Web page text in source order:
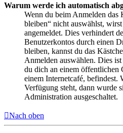
Warum werde ich automatisch
Wenn du beim Anmelden das
bleiben“ nicht auswählst,
angemeldet. Dies verhindert
Benutzerkontos durch einen
bleiben, kannst du das
Anmelden auswählen. Dies
du dich an einem öffentlichen
einem Internetcafé, befindest.
Verfügung steht, dann wurde
Administration ausgeschaltet.
Nach oben